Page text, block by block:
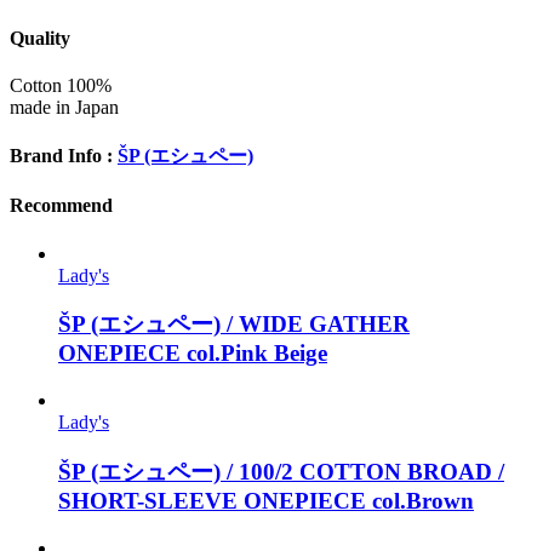
Quality
Cotton 100%
made in Japan
Brand Info : ŠP (エシュペー)
Recommend
Lady's
ŠP (エシュペー) / WIDE GATHER
ONEPIECE col.Pink Beige
Lady's
ŠP (エシュペー) / 100/2 COTTON BROAD /
SHORT-SLEEVE ONEPIECE col.Brown